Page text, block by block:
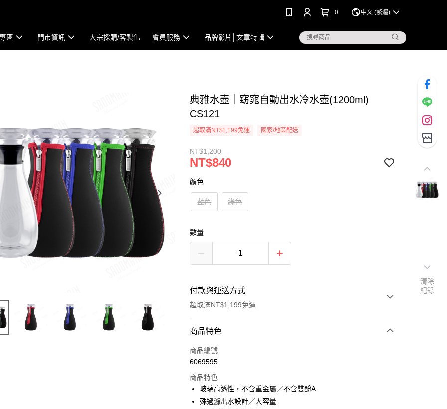
0 中文 (繁體)
區 門市資訊 大宗採購/客製化 會員服務 品牌影片│文章特輯
典雅水壺｜窈窕自動出水冷水壺(1200ml)
CS121
超取滿NT$1,199免運 國家/地區配送
NT$1,200
NT$840
顏色
藍色 綠色
數量
付款與運送方式
超取滿NT$1,199免運
付款方式
信用卡一次付款
Apple Pay
街口支付
商品特色
商品編號
6069595
商品特色
玻璃高透性，不含重金屬／不含雙酚A
殊過濾出水設計／大容量
清除
紀錄